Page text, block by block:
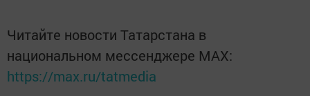
Читайте новости Татарстана в
национальном мессенджере MАХ:
https://max.ru/tatmedia